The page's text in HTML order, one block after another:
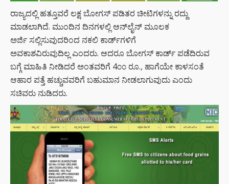
ರಾಜ್ಯದಲ್ಲಿ ಹತ್ತೂವರೆ ಲಕ್ಷ ಬೋಗಸ್ ಪಡಿತರ ಚೀಟಿಗಳನ್ನು ರದ್ದು
ಮಾಡಲಾಗಿದೆ. ಮುಂದಿನ ದಿನಗಳಲ್ಲಿ ಆನ್‌ಲೈನ್ ಮೂಲಕ
ಅರ್ಜಿ ಸಲ್ಲಿಸುವುದರಿಂದ ನಕಲಿ ಕಾರ್ಡ್‌ಗಳಿಗೆ
ಅವಕಾಶವಿರುವುದಿಲ್ಲ ಎಂದರು. ಆದರೂ ಬೋಗಸ್ ಕಾರ್ಡ್ ಪಡೆದಿರುವ
ಬಗ್ಗೆ ಮಾಹಿತಿ ನೀಡಿದರೆ ಅಂತವರಿಗೆ 4೦೦ ರೂ., ಹಾಗೆಯೇ ಕಾಳಸಂತೆ
ಆಹಾರ ಪತ್ತೆ ಹಚ್ಚುವವರಿಗೆ ಬಹುಮಾನ ನೀಡಲಾಗುವುದು ಎಂದು
ಸಚಿವರು ನುಡಿದರು.